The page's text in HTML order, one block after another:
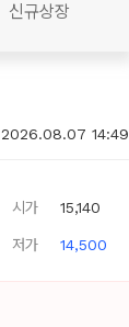
신규상장
2026.08.07 14:49
시가 15,140
저가 14,500